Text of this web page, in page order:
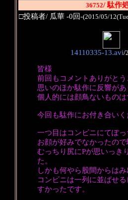
36752/ 駄作
□投稿者/ 瓜華 -0回-(2015/05/
14110335-13.avi/
皆様
前回もコメントありがとう
思いのほか駄作に反響があ
個人的には顔鳥ないものは
今回も駄作にお付き合いく
一つ目はコンビニにてぽっ
お顔が好みでなかったので
むっちり尻にPが思いっき
た。
しかも何やら股間からはみ
コンビニは一列に並ばせ
すかったです。